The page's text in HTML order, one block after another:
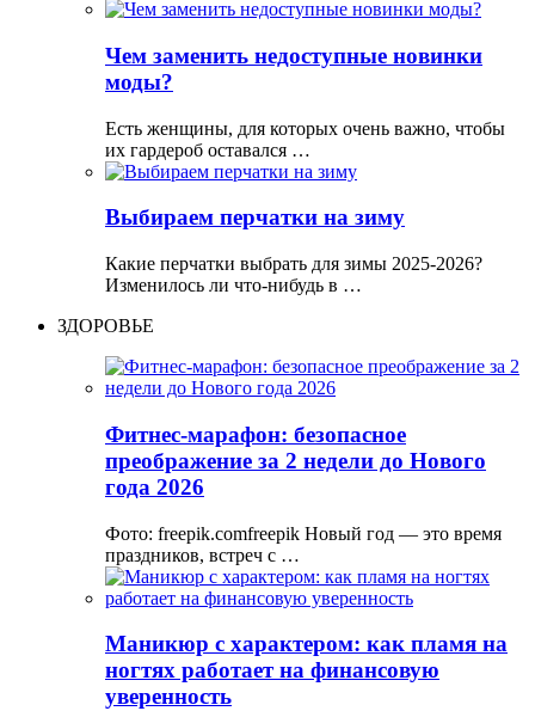
Чем заменить недоступные новинки
моды?
Есть женщины, для которых очень важно, чтобы
их гардероб оставался …
Выбираем перчатки на зиму
Какие перчатки выбрать для зимы 2025-2026?
Изменилось ли что-нибудь в …
ЗДОРОВЬЕ
Фитнес-марафон: безопасное
преображение за 2 недели до Нового
года 2026
Фото: freepik.comfreepik Новый год — это время
праздников, встреч с …
Маникюр с характером: как пламя на
ногтях работает на финансовую
уверенность